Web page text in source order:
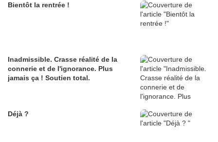
Bientôt la rentrée !
Inadmissible. Crasse réalité de la
connerie et de l'ignorance. Plus
jamais ça ! Soutien total.
Déjà ?